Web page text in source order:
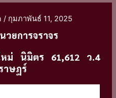
/ กุมภาพันธ์ 11, 2025
วยการจราจร
หม่ นิมิตร 61,612 ว.4
าษฎร์